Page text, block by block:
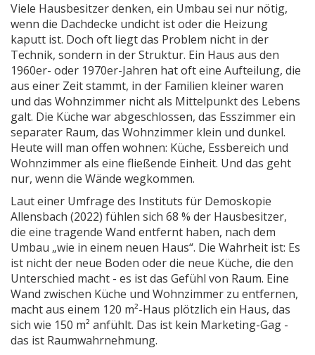
Viele Hausbesitzer denken, ein Umbau sei nur nötig,
wenn die Dachdecke undicht ist oder die Heizung
kaputt ist. Doch oft liegt das Problem nicht in der
Technik, sondern in der Struktur. Ein Haus aus den
1960er- oder 1970er-Jahren hat oft eine Aufteilung, die
aus einer Zeit stammt, in der Familien kleiner waren
und das Wohnzimmer nicht als Mittelpunkt des Lebens
galt. Die Küche war abgeschlossen, das Esszimmer ein
separater Raum, das Wohnzimmer klein und dunkel.
Heute will man offen wohnen: Küche, Essbereich und
Wohnzimmer als eine fließende Einheit. Und das geht
nur, wenn die Wände wegkommen.
Laut einer Umfrage des Instituts für Demoskopie
Allensbach (2022) fühlen sich 68 % der Hausbesitzer,
die eine tragende Wand entfernt haben, nach dem
Umbau „wie in einem neuen Haus“. Die Wahrheit ist: Es
ist nicht der neue Boden oder die neue Küche, die den
Unterschied macht - es ist das Gefühl von Raum. Eine
Wand zwischen Küche und Wohnzimmer zu entfernen,
macht aus einem 120 m²-Haus plötzlich ein Haus, das
sich wie 150 m² anfühlt. Das ist kein Marketing-Gag -
das ist Raumwahrnehmung.